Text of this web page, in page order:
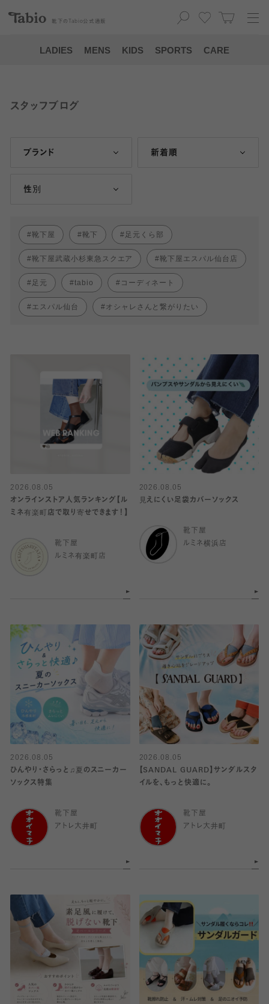
靴下の Tabio 公式通販
LADIES MENS KIDS SPORTS CARE
スタッフブログ
ブランド 新着順
性別
靴下屋 靴下 足元くら部
靴下屋武蔵小杉東急スクエア 靴下屋エスパル仙台店
足元 tabio コーディネート
エスパル仙台 オシャレさんと繋がりたい
2026.08.05
オンラインストア人気ランキング【ル
ミネ有楽町店で取り寄せできます！】
靴下屋
ルミネ有楽町店
2026.08.05
見えにくい足袋カバーソックス
靴下屋
ルミネ横浜店
2026.08.05
ひんやり・さらっと♫夏のスニーカー
ソックス特集
靴下屋
アトレ大井町
2026.08.05
【SANDAL GUARD】サンダルスタ
イルを、もっと快適に。
靴下屋
アトレ大井町